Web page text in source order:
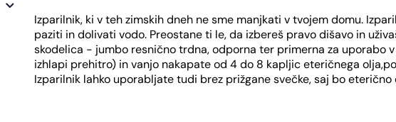
Izparilnik, ki v teh zimskih dneh ne sme manjkati v tvojem domu.
paziti in dolivati vodo. Preostane ti le, da izbereš pravo dišavo in
skodelica - jumbo resnično trdna, odporna ter primerna za uporabo
izhlapi prehitro) in vanjo nakapate od 4 do 8 kapljic eteričnega
Izparilnik lahko uporabljate tudi brez prižgane svečke, saj bo eterično